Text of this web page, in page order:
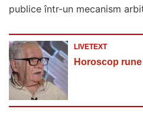
publice într-un mecanism
LIVETEXT
Horoscop